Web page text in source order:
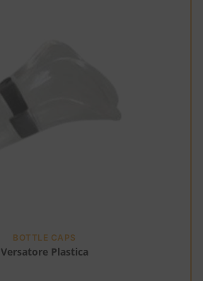
BOTTLE CAPS
Versatore Plastica